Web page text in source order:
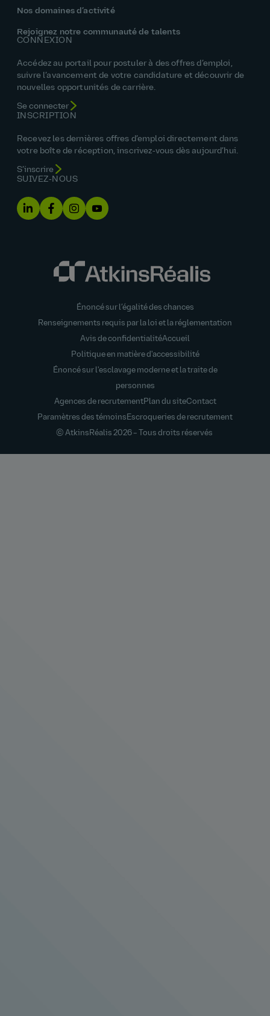
Nos domaines d’activité
Rejoignez notre communauté de talents
CONNEXION
Accédez au portail pour postuler à des offres d’emploi,
suivre l’avancement de votre candidature et découvrir de
nouvelles opportunités de carrière.
Se connecter
INSCRIPTION
Recevez les dernières offres d’emploi directement dans
votre boîte de réception, inscrivez‑vous dès aujourd’hui.
S’inscrire
SUIVEZ‑NOUS
Énoncé sur l’égalité des chances
Renseignements requis par la loi et la réglementation
Avis de confidentialitéAccueil
Politique en matière d'accessibilité
Énoncé sur l'esclavage moderne et la traite de
personnes
Agences de recrutementPlan du siteContact
Paramètres des témoins Escroqueries de recrutement
© AtkinsRéalis 2026 – Tous droits réservés